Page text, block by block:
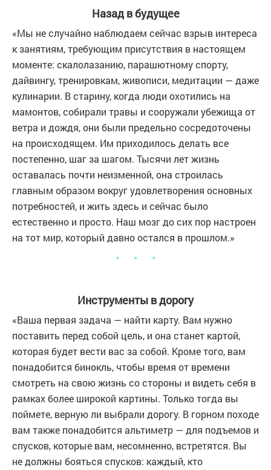
Назад в будущее
«Мы не случайно наблюдаем сейчас взрыв интереса
к занятиям, требующим присутствия в настоящем
моменте: скалолазанию, парашютному спорту,
дайвингу, тренировкам, живописи, медитации — даже
кулинарии. В старину, когда люди охотились на
мамонтов, собирали травы и сооружали убежища от
ветра и дождя, они были предельно сосредоточены
на происходящем. Им приходилось делать все
постепенно, шаг за шагом. Тысячи лет жизнь
оставалась почти неизменной, она строилась
главным образом вокруг удовлетворения основных
потребностей, и жить здесь и сейчас было
естественно и просто. Наш мозг до сих пор настроен
на тот мир, который давно остался в прошлом.»
・ ・ ・
Инструменты в дорогу
«Ваша первая задача — найти карту. Вам нужно
поставить перед собой цель, и она станет картой,
которая будет вести вас за собой. Кроме того, вам
понадобится бинокль, чтобы время от времени
смотреть на свою жизнь со стороны и видеть себя в
рамках более широкой картины. Только тогда вы
поймете, верную ли выбрали дорогу. В горном походе
вам также понадобится альтиметр — для подъемов и
спусков, которые вам, несомненно, встретятся. Вы
не должны бояться спусков: каждый, кто